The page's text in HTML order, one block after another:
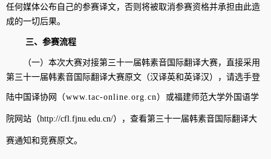
任何媒体公布自己的参赛译文，否则将被取消参赛资格并承担由此造
成的一切后果。
三、参赛流程
（一）本次大赛对接第三十一届韩素音国际翻译大赛，直接采用
第三十一届韩素音国际翻译大赛原文（汉译英和英译汉），请选手登
陆中国译协网 （www.tac-online.org.cn） 或福建师范大学外国语学
院网站（http://cfl.fjnu.edu.cn/），查看第三十一届韩素音国际翻译大
赛通知和竞赛原文。